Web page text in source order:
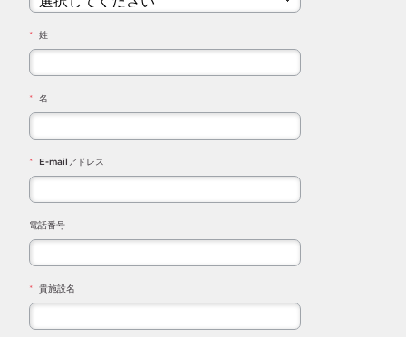
* 姓
* 名
* E-mailアドレス
電話番号
* 貴施設名